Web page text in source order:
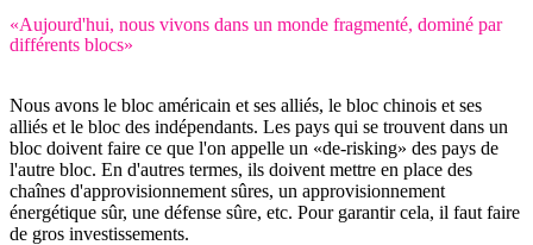
«Aujourd'hui, nous vivons dans un monde fragmenté, dominé par
différents blocs»
Nous avons le bloc américain et ses alliés, le bloc chinois et ses
alliés et le bloc des indépendants. Les pays qui se trouvent dans un
bloc doivent faire ce que l'on appelle un «de-risking» des pays de
l'autre bloc. En d'autres termes, ils doivent mettre en place des
chaînes d'approvisionnement sûres, un approvisionnement
énergétique sûr, une défense sûre, etc. Pour garantir cela, il faut faire
de gros investissements.